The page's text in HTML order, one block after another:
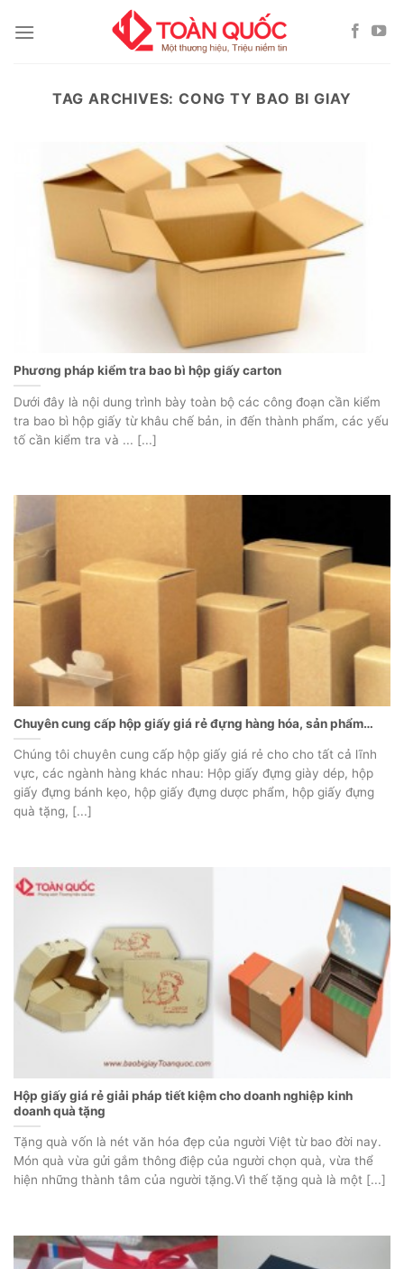
TAG ARCHIVES: CONG TY BAO BI GIAY
Phương pháp kiểm tra bao bì hộp giấy carton
Dưới đây là nội dung trình bày toàn bộ các công đoạn cần kiểm
tra bao bì hộp giấy từ khâu chế bản, in đến thành phẩm, các yếu
tố cần kiểm tra và ... [...]
Chuyên cung cấp hộp giấy giá rẻ đựng hàng hóa, sản phẩm…
Chúng tôi chuyên cung cấp hộp giấy giá rẻ cho cho tất cả lĩnh
vực, các ngành hàng khác nhau: Hộp giấy đựng giày dép, hộp
giấy đựng bánh kẹo, hộp giấy đựng dược phẩm, hộp giấy đựng
quà tặng, [...]
Hộp giấy giá rẻ giải pháp tiết kiệm cho doanh nghiệp kinh
doanh quà tặng
Tặng quà vốn là nét văn hóa đẹp của người Việt từ bao đời nay.
Món quà vừa gửi gắm thông điệp của người chọn quà, vừa thể
hiện những thành tâm của người tặng.Vì thế tặng quà là một [...]